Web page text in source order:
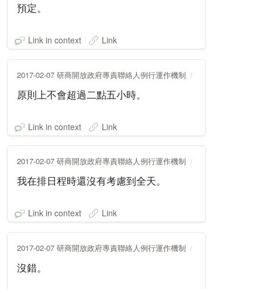
預定。
Link in context Link
2017-02-07 研商開放政府專責聯絡人例行運作機制
原則上不會超過二點五小時。
Link in context Link
2017-02-07 研商開放政府專責聯絡人例行運作機制
我在排日程時還沒有考慮到全天。
Link in context Link
2017-02-07 研商開放政府專責聯絡人例行運作機制
沒錯。